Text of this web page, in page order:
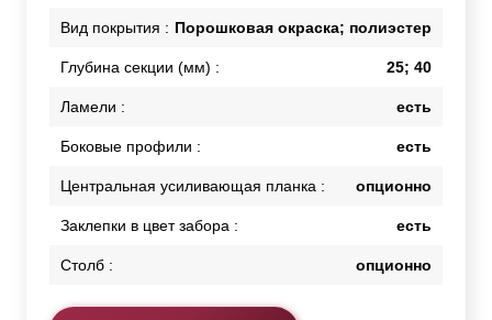
Вид покрытия : Порошковая окраска; полиэстер
Глубина секции (мм) : 25; 40
Ламели : есть
Боковые профили : есть
Центральная усиливающая планка : опционно
Заклепки в цвет забора : есть
Столб : опционно